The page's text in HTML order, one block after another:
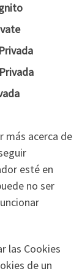
más acerca de
esté en
no ser
las Cookies
de un